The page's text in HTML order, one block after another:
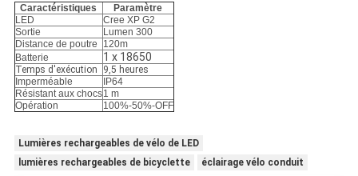
Caractéristiques
Paramètre
LED
Cree XP G2
Sortie
Lumen 300
Distance de poutre
120m
Batterie
1 x 18650
Temps d'exécution
9,5 heures
Imperméable
IP64
Résistant aux chocs1 m
Opération
100%-50%-OFF
Lumières rechargeables de vélo de LED
lumières rechargeables de bicyclette
éclairage vélo conduit